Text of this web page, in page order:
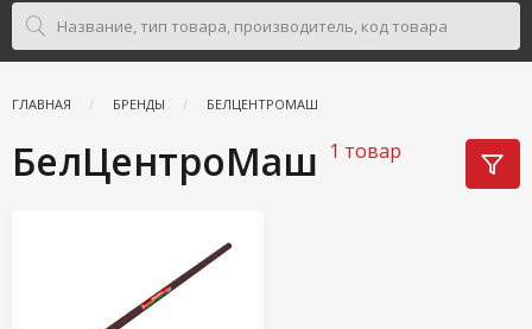
ГЛАВНАЯ БРЕНДЫ БЕЛЦЕНТРОМАШ
БелЦентроМаш 1 товар